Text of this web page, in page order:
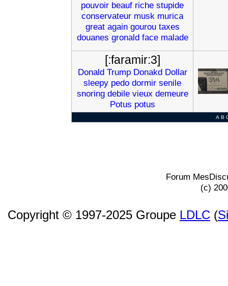
pouvoir beauf riche stupide
conservateur musk murica
great again gourou taxes
douanes gronald face malade
[:faramir:3]
Donald Trump Donakd Dollar
sleepy pedo dormir senile
snoring debile vieux demeure
Potus potus
A B
Forum
(c)
Copyright © 1997-2025 Groupe LDLC (